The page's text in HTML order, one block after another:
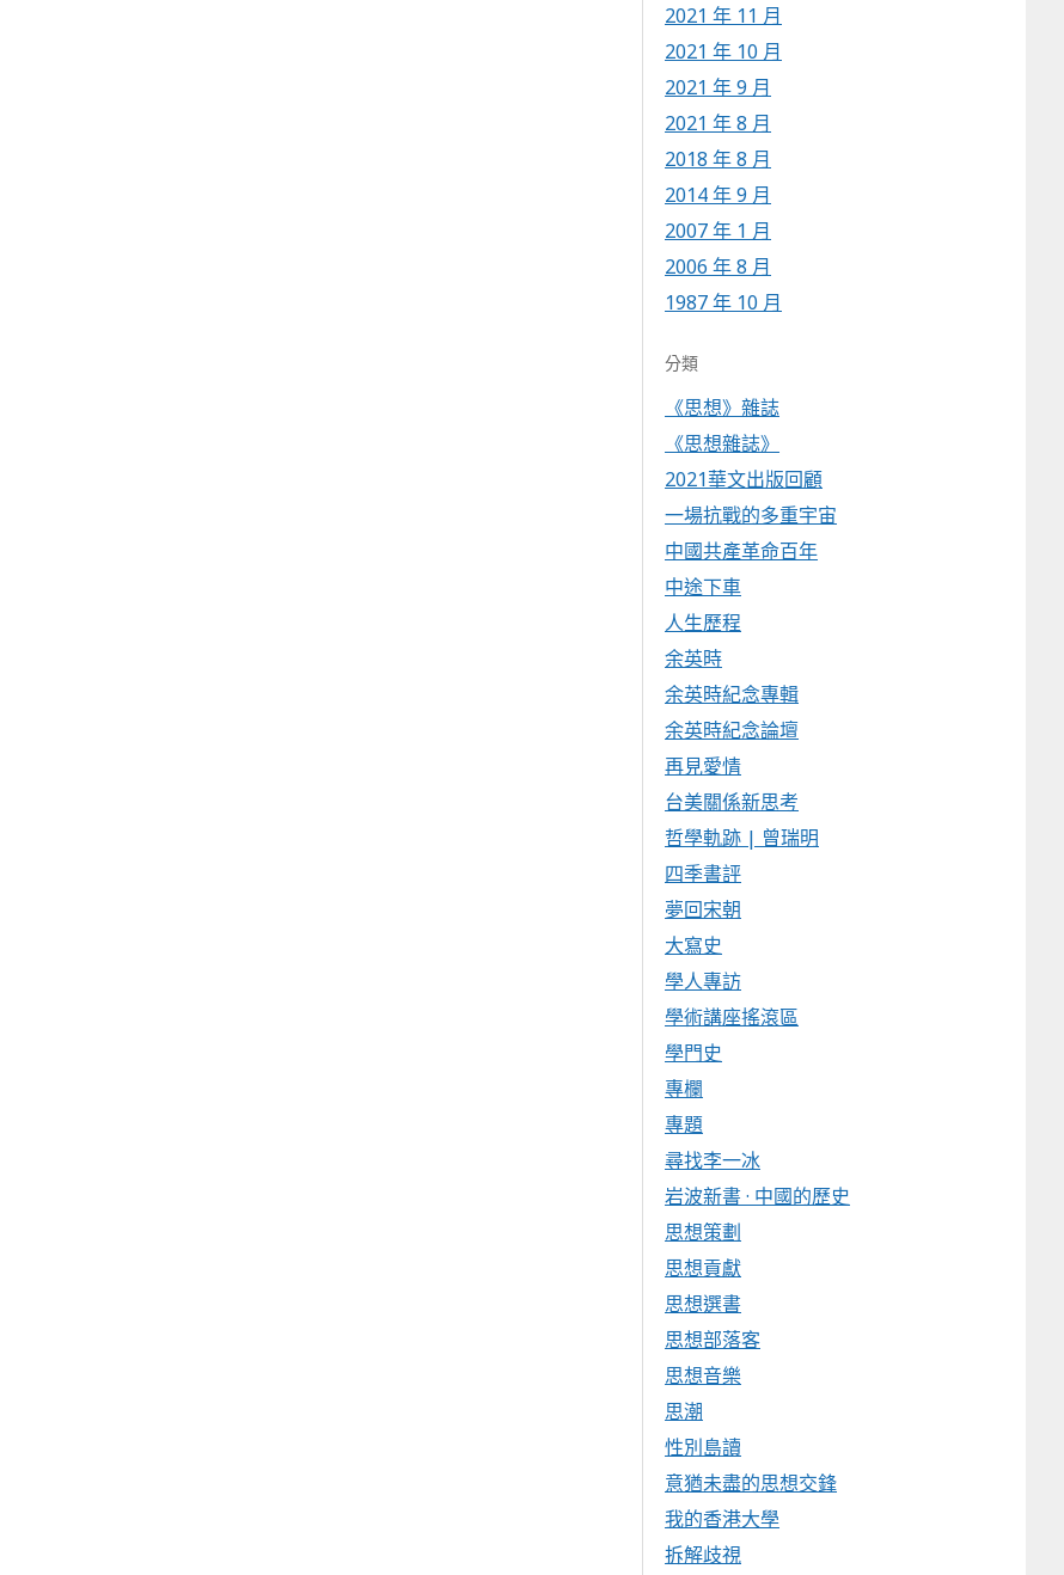
2021 年 11 月
2021 年 10 月
2021 年 9 月
2021 年 8 月
2018 年 8 月
2014 年 9 月
2007 年 1 月
2006 年 8 月
1987 年 10 月
分類
《思想》雜誌
《思想雜誌》
2021華文出版回顧
一場抗戰的多重宇宙
中國共產革命百年
中途下車
人生歷程
余英時
余英時紀念專輯
余英時紀念論壇
再見愛情
台美關係新思考
哲學軌跡 | 曾瑞明
四季書評
夢回宋朝
大寫史
學人專訪
學術講座搖滾區
學門史
專欄
專題
尋找李一冰
岩波新書 · 中國的歷史
思想策劃
思想貢獻
思想選書
思想部落客
思想音樂
思潮
性別島讀
意猶未盡的思想交鋒
我的香港大學
拆解歧視